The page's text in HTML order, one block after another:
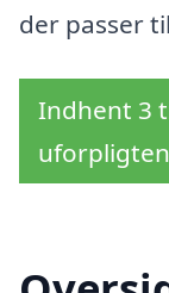
der passer
Indhent 3